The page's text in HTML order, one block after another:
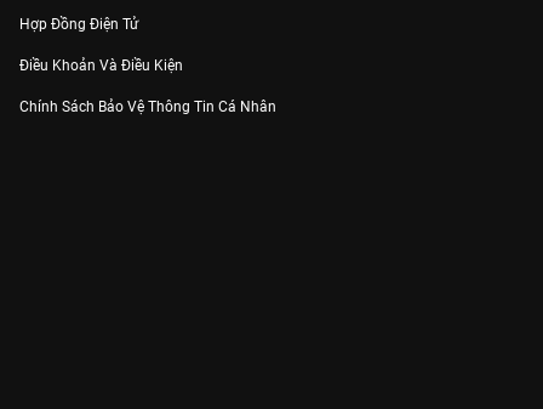
Hợp Đồng Điện Tử
Điều Khoản Và Điều Kiện
Chính Sách Bảo Vệ Thông Tin Cá Nhân